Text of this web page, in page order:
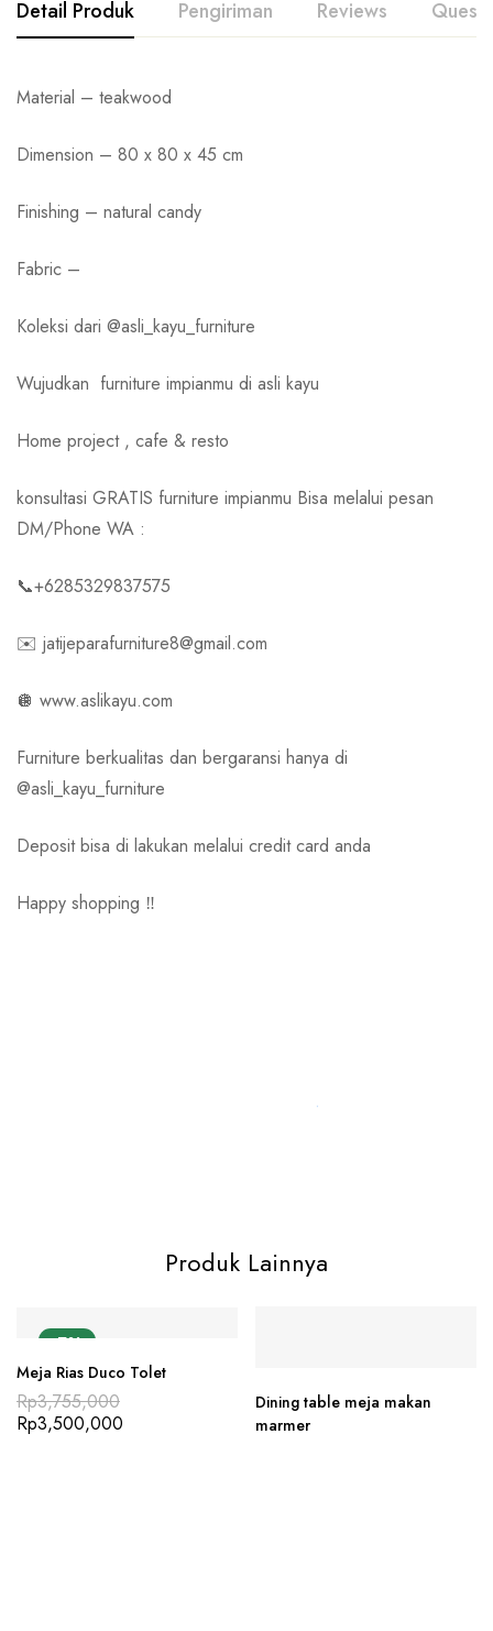
Detail Produk Pengiriman Reviews
Material – teakwood
Dimension – 80 x 80 x 45 cm
Finishing – natural candy
Fabric –
Koleksi dari @asli_kayu_furniture
Wujudkan furniture impianmu di asli kayu
Home project , cafe & resto
konsultasi GRATIS furniture impianmu Bisa melalui pesan
DM/Phone WA :
📞+6285329837575
✉️ jatijeparafurniture8@gmail.com
🪩 www.aslikayu.com
Furniture berkualitas dan bergaransi hanya di
@asli_kayu_furniture
Deposit bisa di lakukan melalui credit card anda
Happy shopping ‼️
Produk Lainnya
-7%
Meja Rias Duco Tolet
Rp3,755,000
Rp3,500,000
Dining table meja makan
marmer